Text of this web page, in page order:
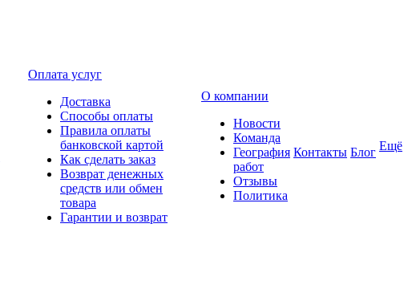
Оплата услуг
Доставка
Способы оплаты
Правила оплаты
банковской картой
Как сделать заказ
Возврат денежных
средств или обмен
товара
Гарантии и возврат
О компании
Новости
Команда
География
работ
Отзывы
Политика
Контакты Блог Ещё